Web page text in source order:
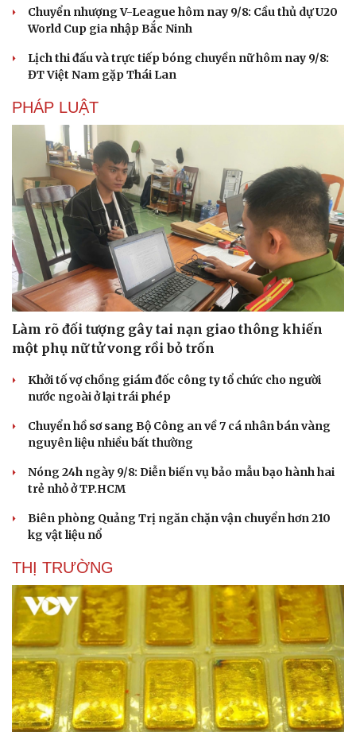
Văn hóa
Giải trí
Chuyển nhượng V-League hôm nay 9/8: Cầu thủ dự U20
World Cup gia nhập Bắc Ninh
Lịch thi đấu và trực tiếp bóng chuyền nữ hôm nay 9/8:
ĐT Việt Nam gặp Thái Lan
PHÁP LUẬT
Làm rõ đối tượng gây tai nạn giao thông khiến
một phụ nữ tử vong rồi bỏ trốn
Khởi tố vợ chồng giám đốc công ty tổ chức cho người
nước ngoài ở lại trái phép
Chuyển hồ sơ sang Bộ Công an về 7 cá nhân bán vàng
nguyên liệu nhiều bất thường
Nóng 24h ngày 9/8: Diễn biến vụ bảo mẫu bạo hành hai
trẻ nhỏ ở TP.HCM
Biên phòng Quảng Trị ngăn chặn vận chuyển hơn 210
kg vật liệu nổ
THỊ TRƯỜNG